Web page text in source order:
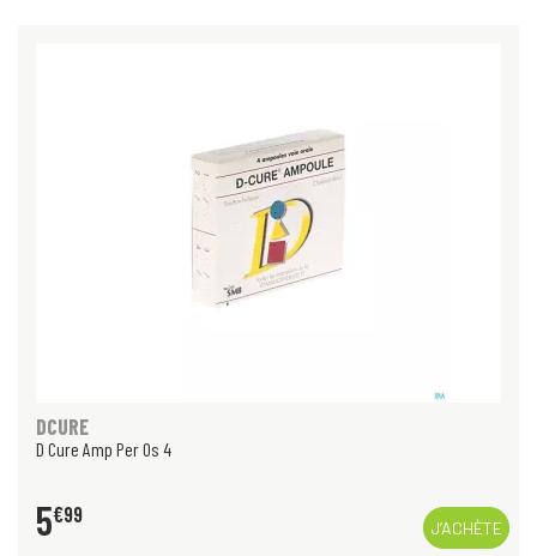
DCURE
D Cure Amp Per Os 4
5€99
J’ACHÈTE